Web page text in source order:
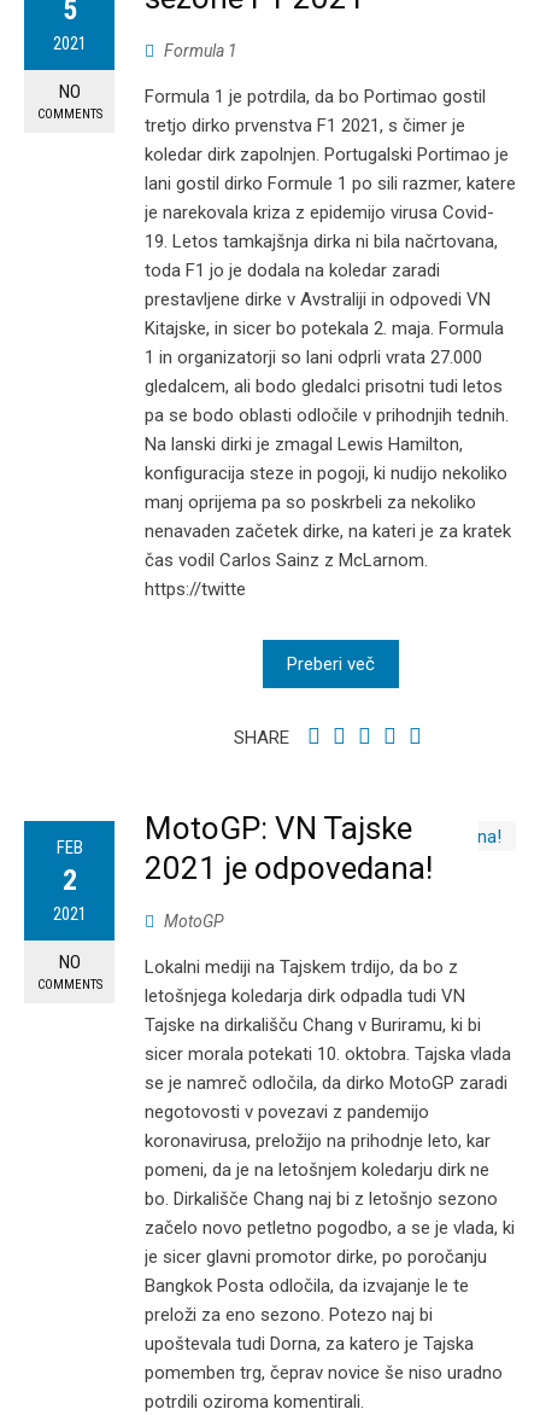
5
2021
NO
COMMENTS
Formula 1
Formula 1 je potrdila, da bo Portimao gostil
tretjo dirko prvenstva F1 2021, s čimer je
koledar dirk zapolnjen. Portugalski Portimao je
lani gostil dirko Formule 1 po sili razmer, katere
je narekovala kriza z epidemijo virusa Covid-
19. Letos tamkajšnja dirka ni bila načrtovana,
toda F1 jo je dodala na koledar zaradi
prestavljene dirke v Avstraliji in odpovedi VN
Kitajske, in sicer bo potekala 2. maja. Formula
1 in organizatorji so lani odprli vrata 27.000
gledalcem, ali bodo gledalci prisotni tudi letos
pa se bodo oblasti odločile v prihodnjih tednih.
Na lanski dirki je zmagal Lewis Hamilton,
konfiguracija steze in pogoji, ki nudijo nekoliko
manj oprijema pa so poskrbeli za nekoliko
nenavaden začetek dirke, na kateri je za kratek
čas vodil Carlos Sainz z McLarnom.
https://twitte
Preberi več
SHARE
FEB
2
2021
NO
COMMENTS
MotoGP: VN Tajske
2021 je odpovedana!
MotoGP
Lokalni mediji na Tajskem trdijo, da bo z
letošnjega koledarja dirk odpadla tudi VN
Tajske na dirkališču Chang v Buriramu, ki bi
sicer morala potekati 10. oktobra. Tajska vlada
se je namreč odločila, da dirko MotoGP zaradi
negotovosti v povezavi z pandemijo
koronavirusa, preložijo na prihodnje leto, kar
pomeni, da je na letošnjem koledarju dirk ne
bo. Dirkališče Chang naj bi z letošnjo sezono
začelo novo petletno pogodbo, a se je vlada, ki
je sicer glavni promotor dirke, po poročanju
Bangkok Posta odločila, da izvajanje le te
preloži za eno sezono. Potezo naj bi
upoštevala tudi Dorna, za katero je Tajska
pomemben trg, čeprav novice še niso uradno
potrdili oziroma komentirali.